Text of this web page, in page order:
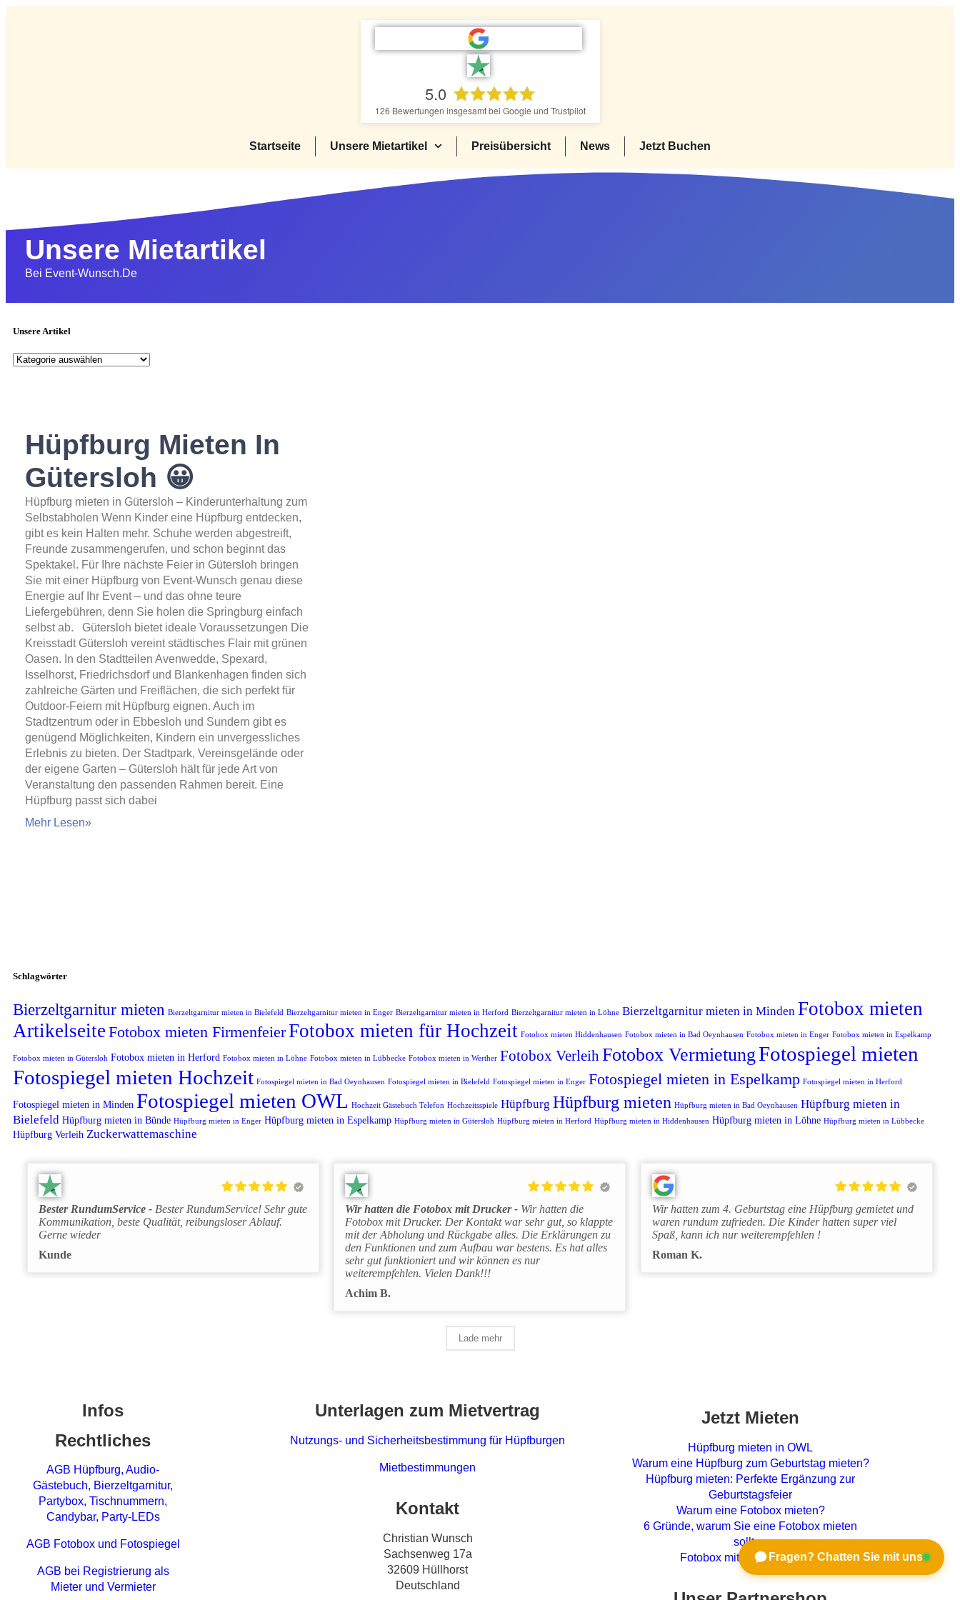
5.0
126 Bewertungen insgesamt bei Google und Trustpilot
Startseite Unsere Mietartikel Preisübersicht News Jetzt Buchen
Unsere Mietartikel
Bei Event-Wunsch.de
Unsere Artikel
Hüpfburg Mieten In
Gütersloh 😀
Hüpfburg mieten in Gütersloh – Kinderunterhaltung zum
Selbstabholen Wenn Kinder eine Hüpfburg entdecken,
gibt es kein Halten mehr. Schuhe werden abgestreift,
Freunde zusammengerufen, und schon beginnt das
Spektakel. Für Ihre nächste Feier in Gütersloh bringen
Sie mit einer Hüpfburg von Event-Wunsch genau diese
Energie auf Ihr Event – und das ohne teure
Liefergebühren, denn Sie holen die Springburg einfach
selbst ab. Gütersloh bietet ideale Voraussetzungen Die
Kreisstadt Gütersloh vereint städtisches Flair mit grünen
Oasen. In den Stadtteilen Avenwedde, Spexard,
Isselhorst, Friedrichsdorf und Blankenhagen finden sich
zahlreiche Gärten und Freiflächen, die sich perfekt für
Outdoor-Feiern mit Hüpfburg eignen. Auch im
Stadtzentrum oder in Ebbesloh und Sundern gibt es
genügend Möglichkeiten, Kindern ein unvergessliches
Erlebnis zu bieten. Der Stadtpark, Vereinsgelände oder
der eigene Garten – Gütersloh hält für jede Art von
Veranstaltung den passenden Rahmen bereit. Eine
Hüpfburg passt sich dabei
Mehr Lesen»
Schlagwörter
Bierzeltgarnitur mieten Bierzeltgarnitur mieten in Bielefeld Bierzeltgarnitur mieten in Enger Bierzeltgarnitur mieten in Herford Bierzeltgarnitur mieten in Löhne Bierzeltgarnitur mieten in Minden Fotobox mieten
Artikelseite Fotobox mieten FirmenfeierFotobox mieten für Hochzeit Fotobox mieten Hiddenhausen Fotobox mieten in Bad Oeynhausen Fotobox mieten in Enger Fotobox mieten in Espelkamp
Fotobox mieten in Gütersloh Fotobox mieten in Herford Fotobox mieten in Löhne Fotobox mieten in Lübbecke Fotobox mieten in Werther Fotobox Verleih Fotobox VermietungFotospiegel mieten
Fotospiegel mieten Hochzeit Fotospiegel mieten in Bad Oeynhausen Fotospiegel mieten in Bielefeld Fotospiegel mieten in Enger Fotospiegel mieten in Espelkamp Fotospiegel mieten in Herford
Fotospiegel mieten in Minden Fotospiegel mieten OWL Hochzeit Gästebuch Telefon Hochzeitsspiele Hüpfburg Hüpfburg mieten Hüpfburg mieten in Bad Oeynhausen Hüpfburg mieten in
Bielefeld Hüpfburg mieten in Bünde Hüpfburg mieten in Enger Hüpfburg mieten in Espelkamp Hüpfburg mieten in Gütersloh Hüpfburg mieten in Herford Hüpfburg mieten in Hiddenhausen Hüpfburg mieten in Löhne Hüpfburg mieten in Lübbecke
Hüpfburg Verleih Zuckerwattemaschine
Bester RundumService
Bester RundumService! Sehr gute
Kommunikation, beste Qualität, reibungsloser Ablauf.
Gerne wieder
Kunde
Wir hatten die Fotobox mit Drucker
Wir hatten die
Fotobox mit Drucker. Der Kontakt war sehr gut, so klappte
mit der Abholung und Rückgabe alles. Die Erklärungen zu
den Funktionen und zum Aufbau war bestens. Es hat alles
sehr gut funktioniert und wir können es nur
weiterempfehlen. Vielen Dank!!!
Achim B.
Wir hatten zum 4. Geburtstag eine Hüpfburg gemietet und
waren rundum zufrieden. Die Kinder hatten super viel
Spaß, kann ich nur weiterempfehlen !
Roman K.
Lade mehr
Infos
Rechtliches
AGB Hüpfburg, Audio-
Gästebuch, Bierzeltgarnitur,
Partybox, Tischnummern,
Candybar, Party-LEDs
AGB Fotobox und Fotospiegel
AGB bei Registrierung als
Mieter und Vermieter
Unterlagen zum Mietvertrag
Nutzungs- und Sicherheitsbestimmung für Hüpfburgen
Mietbestimmungen
Kontakt
Christian Wunsch
Sachsenweg 17a
32609 Hüllhorst
Deutschland
Jetzt Mieten
Hüpfburg mieten in OWL
Warum eine Hüpfburg zum Geburtstag mieten?
Hüpfburg mieten: Perfekte Ergänzung zur
Geburtstagsfeier
Warum eine Fotobox mieten?
6 Gründe, warum Sie eine Fotobox mieten
sollten
Fotobox mit Versand mietenFragen? Chatten Sie mit uns